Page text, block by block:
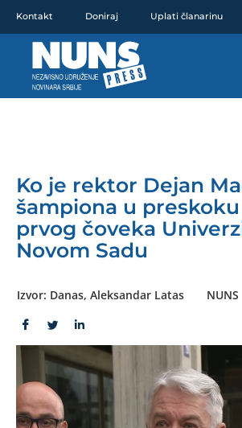
sadržaj
Kontakt Doniraj Uplati članarinu
Ko je rektor Dejan
šampiona u
prvog čoveka
Novom Sadu
Izvor: Danas, Aleksandar Latas NUNS